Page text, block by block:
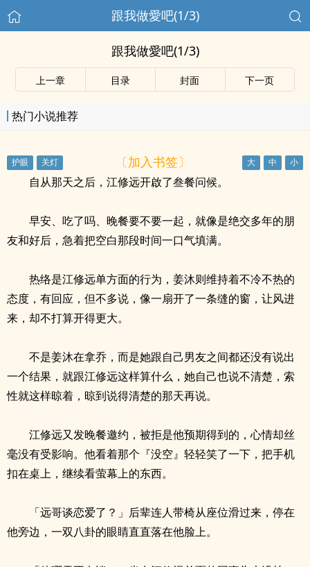
跟我做愛吧(1/3)
跟我做愛吧(1/3)
上一章 目录 封面 下一页
热门小说推荐
〔加入书签〕
自从那天之后，江修远开啟了叁餐问候。
早安、吃了吗、晚餐要不要一起，就像是绝交多年的朋
友和好后，急着把空白那段时间一口气填满。
热络是江修远单方面的行为，姜沐则维持着不冷不热的
态度，有回应，但不多说，像一扇开了一条缝的窗，让风进
来，却不打算开得更大。
不是姜沐在拿乔，而是她跟自己男友之间都还没有说出
一个结果，就跟江修远这样算什么，她自己也说不清楚，索
性就这样晾着，晾到说得清楚的那天再说。
江修远又发晚餐邀约，被拒是他预期得到的，心情却丝
毫没有受影响。他看着那个『没空』轻轻笑了一下，把手机
扣在桌上，继续看萤幕上的东西。
「远哥谈恋爱了？」后辈连人带椅从座位滑过来，停在
他旁边，一双八卦的眼睛直直落在他脸上。